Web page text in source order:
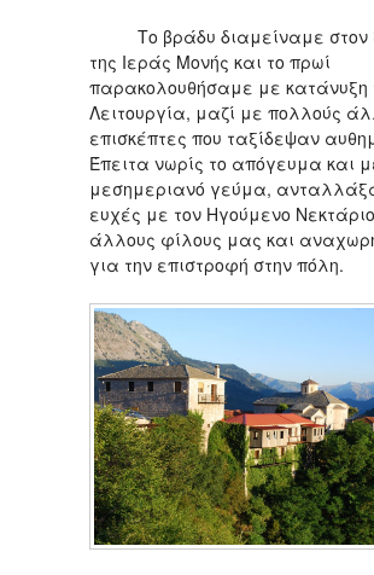
Το βράδυ διαμείναμε στον
της Ιεράς Μονής και το πρωί
παρακολουθήσαμε με κατάνυξη
Λειτουργία, μαζί με πολλούς
επισκέπτες που ταξίδεψαν
Έπειτα νωρίς το απόγευμα και
μεσημεριανό γεύμα,
ευχές με τον Ηγούμενο
άλλους φίλους μας και
για την επιστροφή στην πόλη.